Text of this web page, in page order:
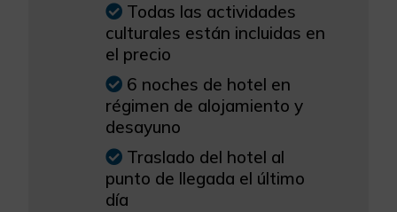
Todas las actividades
culturales están incluidas en
el precio
6 noches de hotel en
régimen de alojamiento y
desayuno
Traslado del hotel al
punto de llegada el último
día